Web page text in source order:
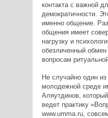
контакта с важной
демократичности.
именно общение.
общения имеет
нагрузку и
обезличенный
вопросам
Не случайно один
молодежной среде
Аляутдинов,
ведет практику
www.umma.ru,